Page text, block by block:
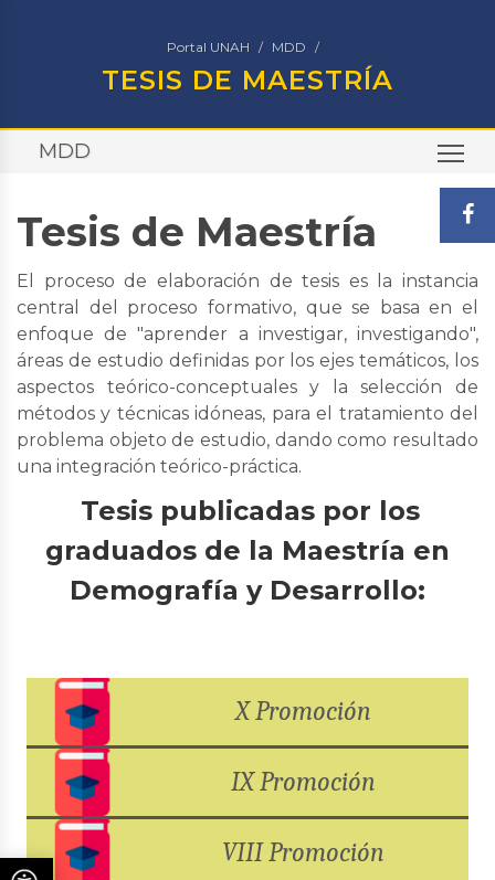
Portal UNAH MDD
TESIS DE MAESTRÍA
MDD
Tesis de Maestría
El proceso de elaboración de tesis es la instancia
central del proceso formativo, que se basa en el
enfoque de "aprender a investigar, investigando",
áreas de estudio definidas por los ejes temáticos, los
aspectos teórico-conceptuales y la selección de
métodos y técnicas idóneas, para el tratamiento del
problema objeto de estudio, dando como resultado
una integración teórico-práctica.
Tesis publicadas por los
graduados de la Maestría en
Demografía y Desarrollo:
X Promoción
IX Promoción
VIII Promoción